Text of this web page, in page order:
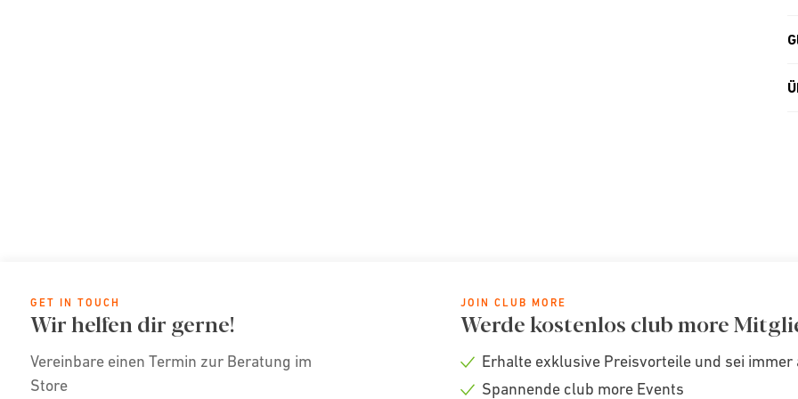
GET IN TOUCH
Wir helfen dir gerne!
Vereinbare einen Termin zur Beratung im
Store
JOIN CLUB MORE
Werde kostenlos club more
Check
Erhalte exklusive Preisvorteile und sei
Spannende club more Events